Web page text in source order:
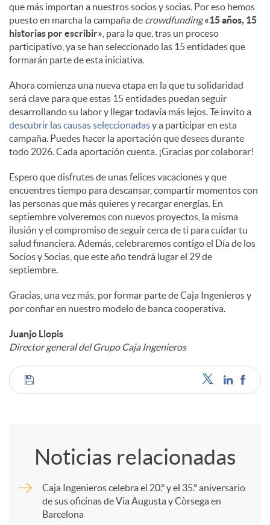
que más importan a nuestros socios y socias. Por eso hemos
puesto en marcha la campaña de crowdfunding «15 años, 15
historias por escribir» , para la que, tras un proceso
participativo, ya se han seleccionado las 15 entidades que
formarán parte de esta iniciativa.
Ahora comienza una nueva etapa en la que tu solidaridad
será clave para que estas 15 entidades puedan seguir
desarrollando su labor y llegar todavía más lejos. Te invito a
descubrir las causas seleccionadasy a participar en esta
campaña. Puedes hacer la aportación que desees durante
todo 2026. Cada aportación cuenta. ¡Gracias por colaborar!
Espero que disfrutes de unas felices vacaciones y que
encuentres tiempo para descansar, compartir momentos con
las personas que más quieres y recargar energías. En
septiembre volveremos con nuevos proyectos, la misma
ilusión y el compromiso de seguir cerca de ti para cuidar tu
salud financiera. Además, celebraremos contigo el Día de los
Socios y Socias, que este año tendrá lugar el 29 de
septiembre.
Gracias, una vez más, por formar parte de Caja Ingenieros y
por confiar en nuestro modelo de banca cooperativa.
Juanjo Llopis
Director general del Grupo Caja Ingenieros
C
Noticias relacionadas
Caja Ingenieros celebra el 20.º y el 35.º aniversario
de sus oficinas de Via Augusta y Còrsega en
Barcelona